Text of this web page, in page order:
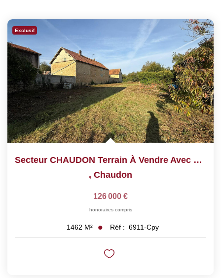
Exclusif
Secteur CHAUDON Terrain À Vendre Avec Deux Granges
, Chaudon
126 000 €
honoraires compris
1462 M² Réf : 6911-Cpy